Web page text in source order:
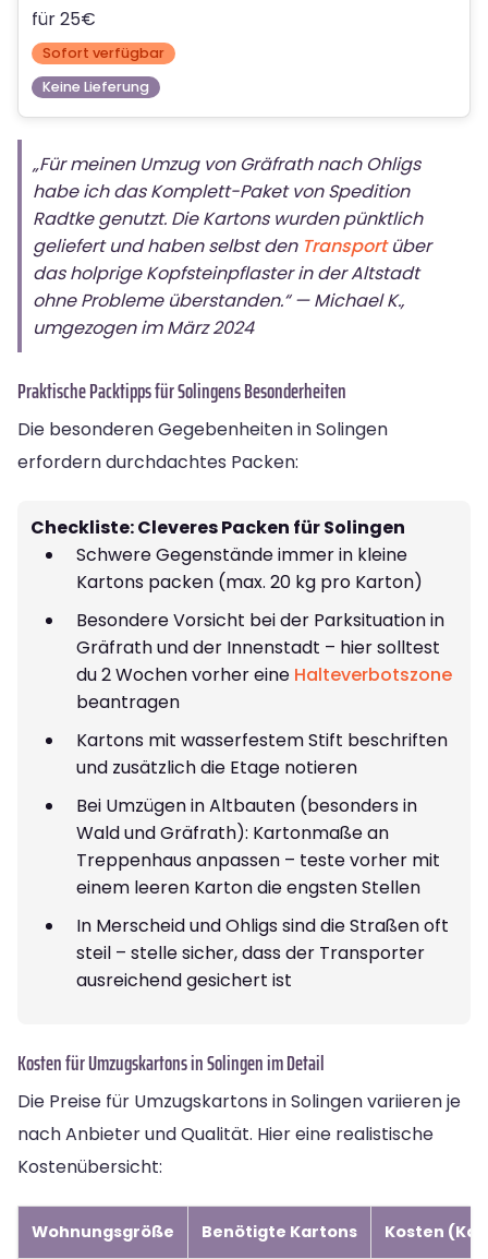
für 25€
Sofort verfügbar
Keine Lieferung
„Für meinen Umzug von Gräfrath nach Ohligs
habe ich das Komplett-Paket von Spedition
Radtke genutzt. Die Kartons wurden pünktlich
geliefert und haben selbst den Transportüber
das holprige Kopfsteinpflaster in der Altstadt
ohne Probleme überstanden.“ — Michael K.,
umgezogen im März 2024
Praktische Packtipps für Solingens Besonderheiten
Die besonderen Gegebenheiten in Solingen
erfordern durchdachtes Packen:
Checkliste: Cleveres Packen für Solingen
Schwere Gegenstände immer in kleine
Kartons packen (max. 20 kg pro Karton)
Besondere Vorsicht bei der Parksituation in
Gräfrath und der Innenstadt – hier solltest
du 2 Wochen vorher eine Halteverbotszone
beantragen
Kartons mit wasserfestem Stift beschriften
und zusätzlich die Etage notieren
Bei Umzügen in Altbauten (besonders in
Wald und Gräfrath): Kartonmaße an
Treppenhaus anpassen – teste vorher mit
einem leeren Karton die engsten Stellen
In Merscheid und Ohligs sind die Straßen oft
steil – stelle sicher, dass der Transporter
ausreichend gesichert ist
Kosten für Umzugskartons in Solingen im Detail
Die Preise für Umzugskartons in Solingen variieren je
nach Anbieter und Qualität. Hier eine realistische
Kostenübersicht:
Wohnungsgröße Benötigte Kartons Kosten